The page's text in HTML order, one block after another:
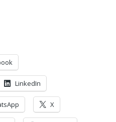
LinkedIn
X